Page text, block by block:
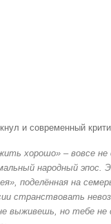
и современный
хорошо» – вовсе не
народный эпос.
поделённая на
странствовать
выживешь, но тебе не